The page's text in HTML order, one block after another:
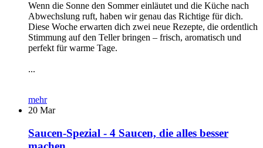
Wenn die Sonne den Sommer einläutet und die Küche nach
Abwechslung ruft, haben wir genau das Richtige für dich.
Diese Woche erwarten dich zwei neue Rezepte, die ordentlich
Stimmung auf den Teller bringen – frisch, aromatisch und
perfekt für warme Tage.
...
mehr
20 Mar
Saucen-Spezial - 4 Saucen, die alles besser